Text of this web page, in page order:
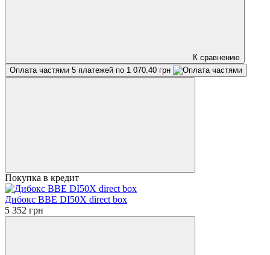
К сравнению
Оплата частями 5 платежей по 1 070.40 грн
Покупка в кредит
Дибокс BBE DI50X direct box
5 352 грн